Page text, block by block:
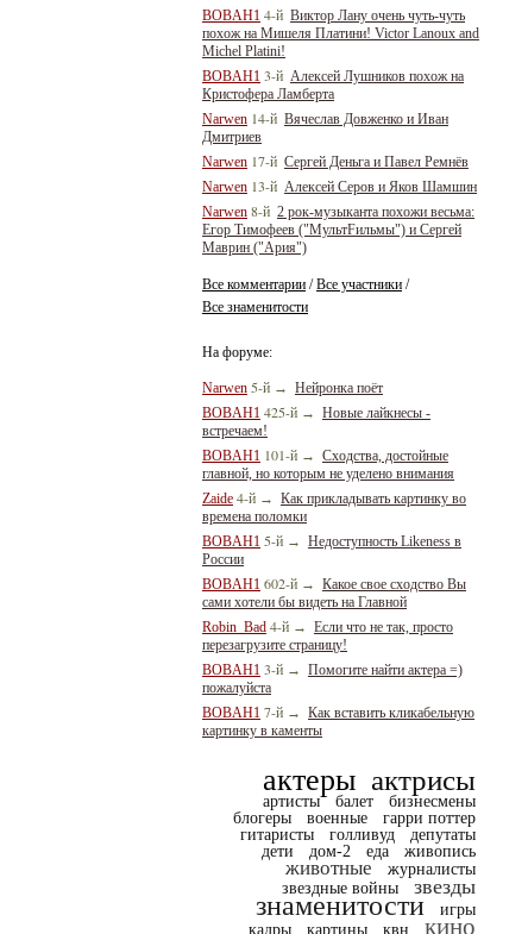
BOBAH1 4-й Виктор Лану очень чуть-чуть
похож на Мишеля Платини! Victor Lanoux and
Michel Platini!
BOBAH1 3-й Алексей Лушников похож на
Кристофера Ламберта
Narwen 14-й Вячеслав Довженко и Иван
Дмитриев
Narwen 17-й Сергей Деньга и Павел Ремнёв
Narwen 13-й Алексей Серов и Яков Шамшин
Narwen 8-й 2 рок-музыканта похожи весьма:
Егор Тимофеев ("МультFильмы") и Сергей
Маврин ("Ария")
Все комментарии /Все участники /
Все знаменитости
На форуме:
Narwen 5-й → Нейронка поёт
BOBAH1 425-й → Новые лайкнесы -
встречаем!
BOBAH1 101-й → Сходства, достойные
главной, но которым не уделено внимания
Zaide 4-й → Как прикладывать картинку во
времена поломки
BOBAH1 5-й → Недоступность Likeness в
России
BOBAH1 602-й → Какое свое сходство Вы
сами хотели бы видеть на Главной
Robin_Bad 4-й → Если что не так, просто
перезагрузите страницу!
BOBAH1 3-й → Помогите найти актера =)
пожалуйста
BOBAH1 7-й → Как вставить кликабельную
картинку в каменты
актеры актрисы
артисты балет
бизнесмены
блогеры
военные
гарри поттер
гитаристы
голливуд
депутаты
дети
дом-2 еда живопись
животные
журналисты
звездные войны
звезды
знаменитости
игры
кадры
картины квн кино